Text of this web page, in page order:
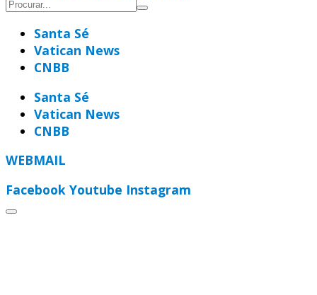
Santa Sé
Vatican News
CNBB
Santa Sé
Vatican News
CNBB
WEBMAIL
Facebook Youtube Instagram